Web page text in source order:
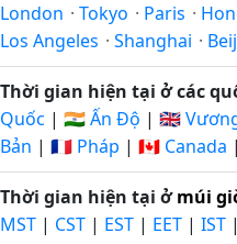
London · Tokyo · Paris ·
Los Angeles · Shanghai ·
Thời gian hiện tại ở các
Quốc | 🇮🇳 Ấn Độ | 🇬🇧
Bản | 🇫🇷 Pháp | 🇨🇦 Canada |
Thời gian hiện tại ởmúi
MST | CST | EST | EET | IST |